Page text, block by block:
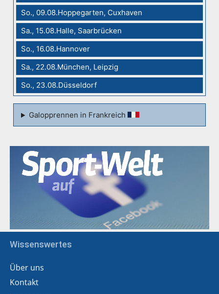
So., 09.08.Hoppegarten, Cuxhaven
Sa., 15.08.Halle, Saarbrücken
So., 16.08.Hannover
Sa., 22.08.München, Leipzig
So., 23.08.Düsseldorf
Galopprennen in Frankreich
Wissenswertes
Über uns
Kontakt